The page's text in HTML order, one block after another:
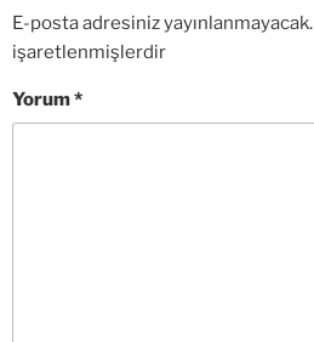
E-posta adresiniz yayınlanmayacak.
işaretlenmişlerdir
Yorum*